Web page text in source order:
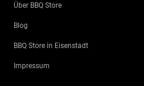
Über BBQ Store
Blog
BBQ Store in Eisenstadt
Impressum